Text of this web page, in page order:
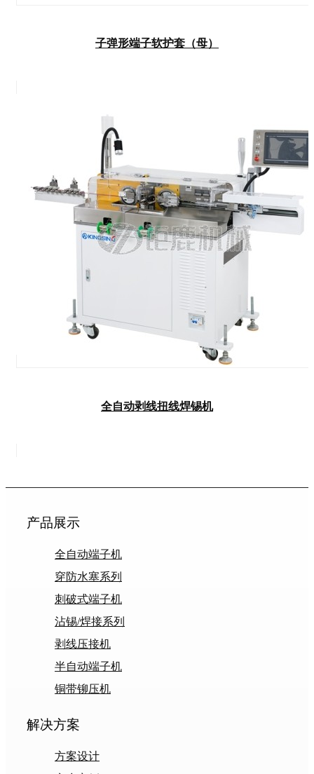
子弹形端子软护套（母）
全自动剥线扭线焊锡机
产品展示
全自动端子机
穿防水塞系列
刺破式端子机
沾锡/焊接系列
剥线压接机
半自动端子机
铜带铆压机
解决方案
方案设计